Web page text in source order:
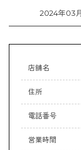
2024年03
店舗名
住所
電話番号
営業時間